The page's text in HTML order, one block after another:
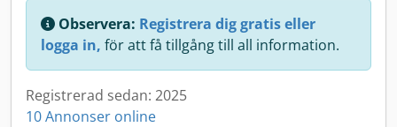
Observera: Registrera dig gratis eller
logga in, för att få tillgång till all information.
Registrerad sedan: 2025
10 Annonser online